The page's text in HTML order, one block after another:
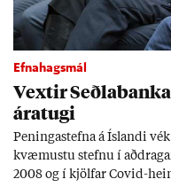
Efnahagsmál
Vext­ir
ára­tugi
Pen­inga­stefna á Ís­landi
kvæm­ustu stefnu í
2008 og í kjöl­far Covid-